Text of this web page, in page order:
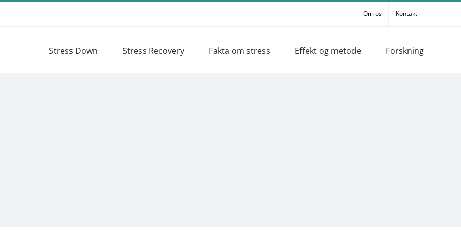
Om os Kontakt
Stress Down Stress Recovery Fakta om stress Effekt og metode Forskning